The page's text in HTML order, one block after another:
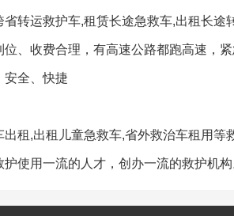
省转运救护车,租赁长途急救车,出租长途
位、收费合理，有高速公路都跑高速，
安全、快捷
出租,出租儿童急救车,省外救治车租用
护使用一流的人才，创办一流的救护机